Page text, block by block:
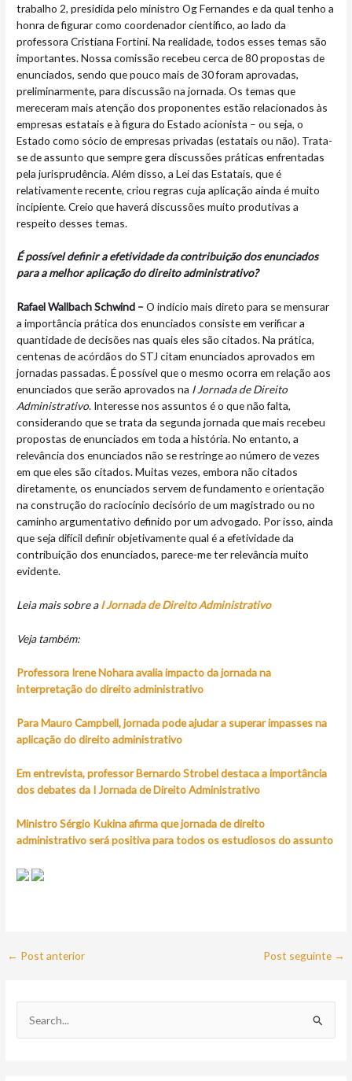
trabalho 2, presidida pelo ministro Og Fernandes e da qual tenho a
honra de figurar como coordenador científico, ao lado da
professora Cristiana Fortini. Na realidade, todos esses temas são
importantes. Nossa comissão recebeu cerca de 80 propostas de
enunciados, sendo que pouco mais de 30 foram aprovadas,
preliminarmente, para discussão na jornada. Os temas que
mereceram mais atenção dos proponentes estão relacionados às
empresas estatais e à figura do Estado acionista – ou seja, o
Estado como sócio de empresas privadas (estatais ou não). Trata-
se de assunto que sempre gera discussões práticas enfrentadas
pela jurisprudência. Além disso, a Lei das Estatais, que é
relativamente recente, criou regras cuja aplicação ainda é muito
incipiente. Creio que haverá discussões muito produtivas a
respeito desses temas.
É possível definir a efetividade da contribuição dos enunciados
para a melhor aplicação do direito administrativo?
Rafael Wallbach Schwind –O indício mais direto para se mensurar
a importância prática dos enunciados consiste em verificar a
quantidade de decisões nas quais eles são citados. Na prática,
centenas de acórdãos do STJ citam enunciados aprovados em
jornadas passadas. É possível que o mesmo ocorra em relação aos
enunciados que serão aprovados na I Jornada de Direito
Administrativo. Interesse nos assuntos é o que não falta,
considerando que se trata da segunda jornada que mais recebeu
propostas de enunciados em toda a história. No entanto, a
relevância dos enunciados não se restringe ao número de vezes
em que eles são citados. Muitas vezes, embora não citados
diretamente, os enunciados servem de fundamento e orientação
na construção do raciocínio decisório de um magistrado ou no
caminho argumentativo definido por um advogado. Por isso, ainda
que seja difícil definir objetivamente qual é a efetividade da
contribuição dos enunciados, parece-me ter relevância muito
evidente.
Leia mais sobre aI Jornada de Direito Administrativo
Veja também:
Professora Irene Nohara avalia impacto da jornada na
interpretação do direito administrativo
Para Mauro Campbell, jornada pode ajudar a superar impasses na
aplicação do direito administrativo
Em entrevista, professor Bernardo Strobel destaca a importância
dos debates da I Jornada de Direito Administrativo
Ministro Sérgio Kukina afirma que jornada de direito
administrativo será positiva para todos os estudiosos do assunto
← Post anterior Post seguinte →